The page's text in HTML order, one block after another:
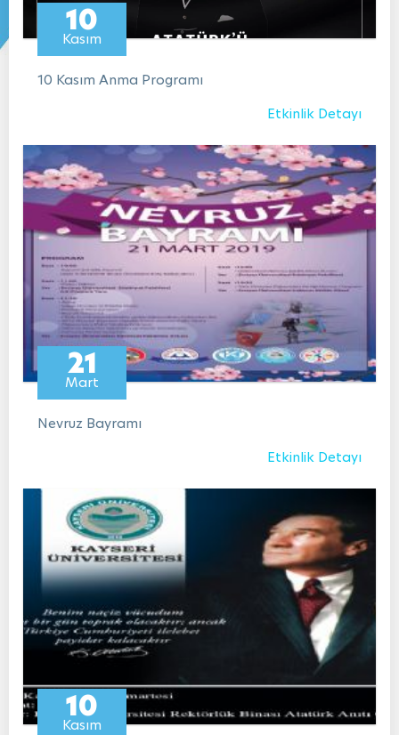
10
Kasım
10 Kasım Anma Programı
Etkinlik Detayı
21
Mart
Nevruz Bayramı
Etkinlik Detayı
10
Kasım